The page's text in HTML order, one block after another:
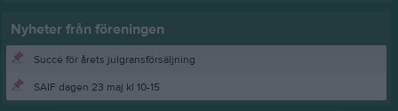
Nyheter från föreningen
Succé för årets julgransförsäljning
SAIF dagen 23 maj kl 10-15